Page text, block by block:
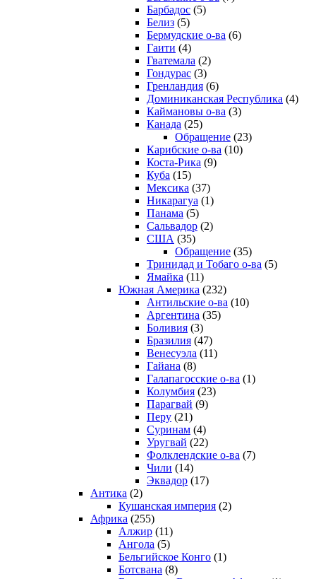
Барбадос (5)
Белиз (5)
Бермудские о-ва (6)
Гаити (4)
Гватемала (2)
Гондурас (3)
Гренландия (6)
Доминиканская Республика (4)
Каймановы о-ва (3)
Канада (25)
Обращение (23)
Карибские о-ва (10)
Коста-Рика (9)
Куба (15)
Мексика (37)
Никарагуа (1)
Панама (5)
Сальвадор (2)
США (35)
Обращение (35)
Тринидад и Тобаго о-ва (5)
Ямайка (11)
Южная Америка (232)
Антильские о-ва (10)
Аргентина (35)
Боливия (3)
Бразилия (47)
Венесуэла (11)
Гайана (8)
Галапагосские о-ва (1)
Колумбия (23)
Парагвай (9)
Перу (21)
Суринам (4)
Уругвай (22)
Фолклендские о-ва (7)
Чили (14)
Эквадор (17)
Антика (2)
Кушанская империя (2)
Африка (255)
Алжир (11)
Ангола (5)
Бельгийское Конго (1)
Ботсвана (8)